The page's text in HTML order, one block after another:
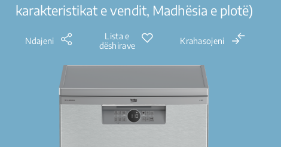
karakteristikat e vendit, Madhësia e plotë)
Ndajeni
Lista e
dëshirave
Krahasojeni